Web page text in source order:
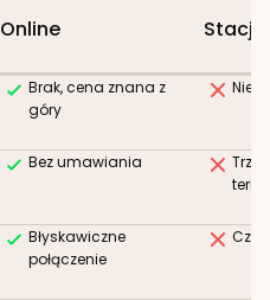
Online
Brak, cena znana z
góry
Bez umawiania
Błyskawiczne
połączenie